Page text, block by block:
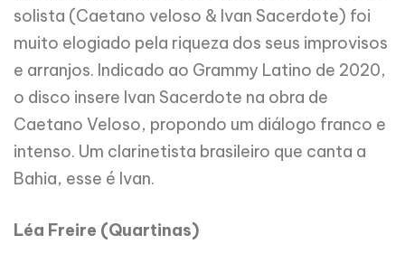
solista (Caetano veloso & Ivan Sacerdote) foi
muito elogiado pela riqueza dos seus improvisos
e arranjos. Indicado ao Grammy Latino de 2020,
o disco insere Ivan Sacerdote na obra de
Caetano Veloso, propondo um diálogo franco e
intenso. Um clarinetista brasileiro que canta a
Bahia, esse é Ivan.
Léa Freire (Quartinas)